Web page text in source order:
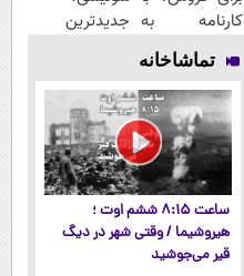
کارنامه به
بهترین قیمت
بفروش!
جدیدترین
پرداخت قسطی
تماشاخانه
ساعت ۸:۱۵ ششم اوت ؛
هیروشیما / وقتی شهر در دیگ
قیر می‌جوشید